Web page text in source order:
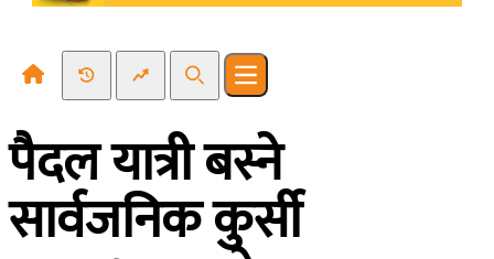
Recent NewsTrending News
SearchOpen main menu
पैदल यात्री बस्ने
सार्वजनिक कुर्सी